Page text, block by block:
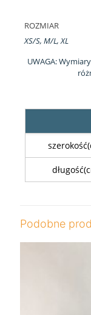
ROZMIAR
XS/S, M/L, XL
UWAGA:
Podobne